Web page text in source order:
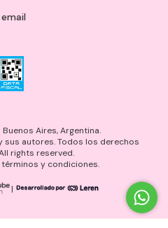
email
Aires, Argentina.
autores. Todos los derechos
rights reserved.
y condiciones.
|